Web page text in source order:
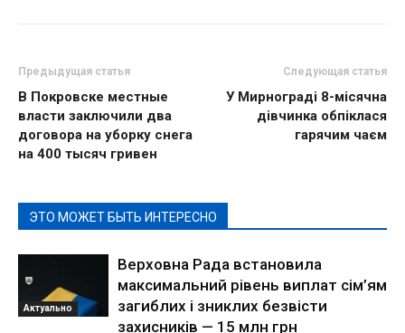
Предыдущая статья
В Покровске местные
власти заключили два
договора на уборку снега
на 400 тысяч гривен
Следующая статья
У Мирнограді 8-місячна
дівчинка обпіклася
гарячим чаєм
ЭТО МОЖЕТ БЫТЬ ИНТЕРЕСНО
Актуально
Верховна Рада встановила
максимальний рівень виплат сім’ям
загиблих і зниклих безвісти
захисників — 15 млн грн